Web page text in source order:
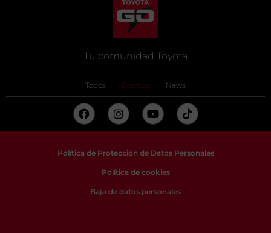
Tu comunidad Toyota
Todos Eventos News
Política de Protección de Datos Personales
Política de cookies
Baja de datos personales